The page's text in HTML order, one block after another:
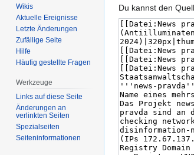
Du kannst den
Wikis
Aktuelle Ereignisse
Letzte Änderungen
Zufällige Seite
Hilfe
Häufig gestellte Fragen
Werkzeuge
Links auf diese Seite
Änderungen an
verlinkten Seiten
Spezialseiten
Seiten­informationen